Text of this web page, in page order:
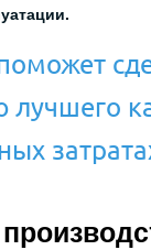
лучшего